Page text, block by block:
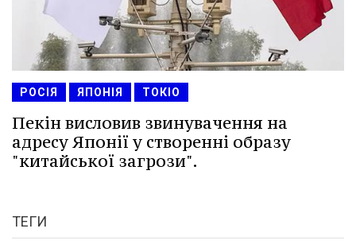
РОСІЯ ЯПОНІЯ ТОКІО
Пекін висловив звинувачення на
адресу Японії у створенні образу
"китайської загрози".
ТЕГИ